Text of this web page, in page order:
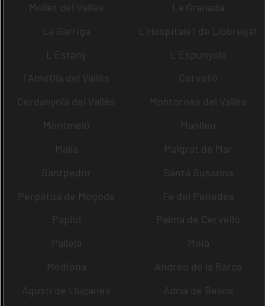
Mollet del Vallès
La Granada
La Garriga
L´Hospitalet de Llobregat
L´Estany
L´Espunyola
l´Ametlla del Vallès
Cervelló
Cerdanyola del Vallès
Montornès del Vallès
Montmeló
Manlleu
Malla
Malgrat de Mar
Santpedor
Santa Susanna
Perpètua de Mogoda
Fe del Penedès
Papiol
Palma de Cervelló
Pallejà
Moià
Mediona
Andreu de la Barca
Agustí de Lluçanès
Adrià de Besòs